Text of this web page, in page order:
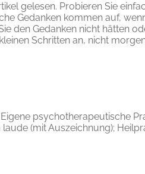
gelesen. Probieren Sie
Gedanken kommen auf,
den Gedanken nicht hätten
Schritten an, nicht
psychotherapeutische
(mit Auszeichnung);